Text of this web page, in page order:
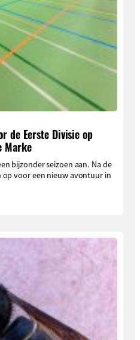
de Eerste Divisie op
Marke
bijzonder seizoen aan. Na de
voor een nieuw avontuur in